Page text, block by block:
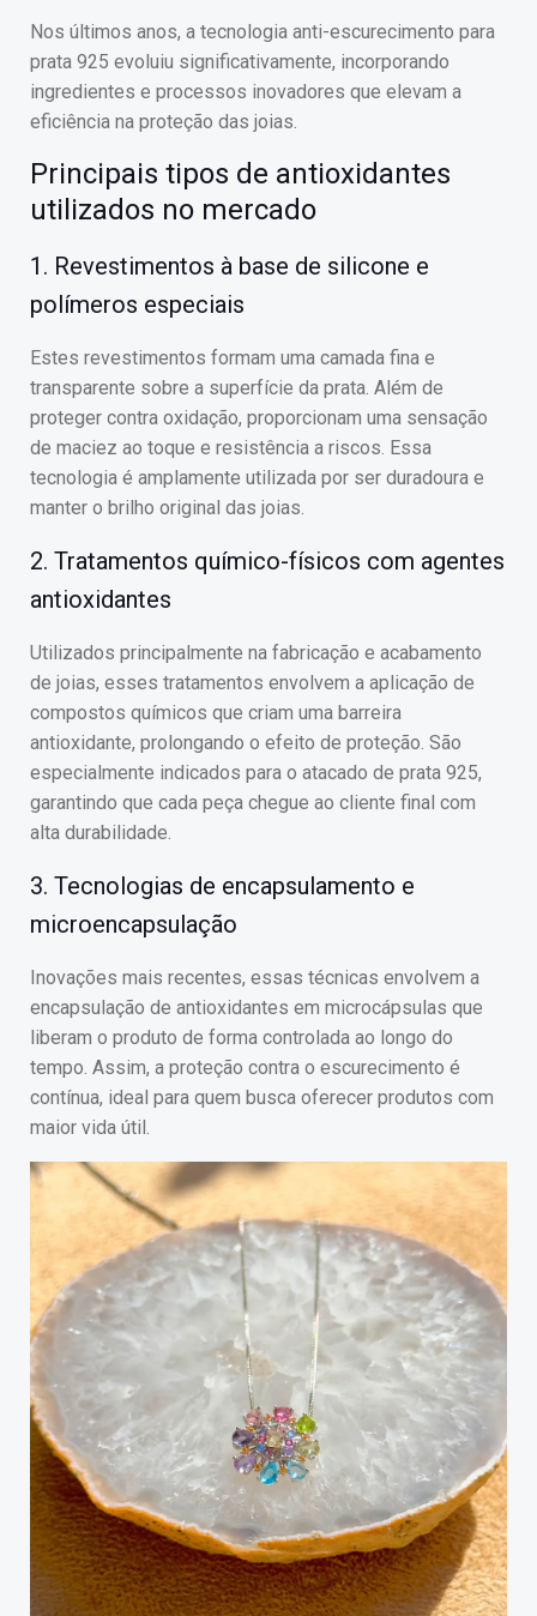
Nos últimos anos, a tecnologia anti-escurecimento para
prata 925 evoluiu significativamente, incorporando
ingredientes e processos inovadores que elevam a
eficiência na proteção das joias.
Principais tipos de antioxidantes
utilizados no mercado
1. Revestimentos à base de silicone e
polímeros especiais
Estes revestimentos formam uma camada fina e
transparente sobre a superfície da prata. Além de
proteger contra oxidação, proporcionam uma sensação
de maciez ao toque e resistência a riscos. Essa
tecnologia é amplamente utilizada por ser duradoura e
manter o brilho original das joias.
2. Tratamentos químico-físicos com agentes
antioxidantes
Utilizados principalmente na fabricação e acabamento
de joias, esses tratamentos envolvem a aplicação de
compostos químicos que criam uma barreira
antioxidante, prolongando o efeito de proteção. São
especialmente indicados para o atacado de prata 925,
garantindo que cada peça chegue ao cliente final com
alta durabilidade.
3. Tecnologias de encapsulamento e
microencapsulação
Inovações mais recentes, essas técnicas envolvem a
encapsulação de antioxidantes em microcápsulas que
liberam o produto de forma controlada ao longo do
tempo. Assim, a proteção contra o escurecimento é
contínua, ideal para quem busca oferecer produtos com
maior vida útil.